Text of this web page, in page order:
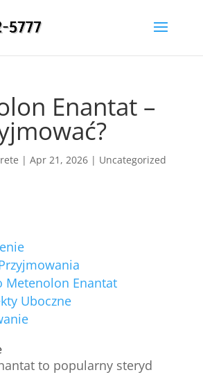
Enantat –
| Apr 21, 2026| Uncategorized
Metenolon Enantat
Uboczne
to popularny steryd